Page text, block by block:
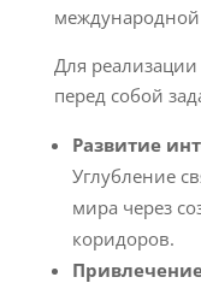
международной
Для реализации
перед собой
Развитие
Углубление
мира через
коридоров.